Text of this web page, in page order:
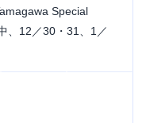
Special
、12／30・31、1／